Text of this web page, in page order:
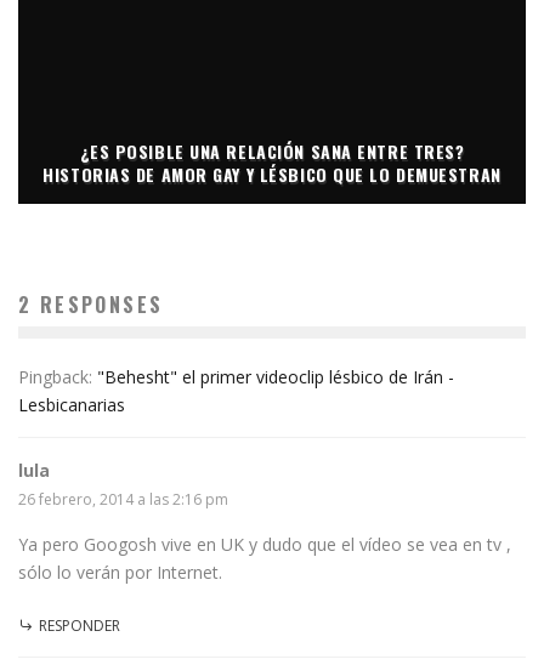
¿ES POSIBLE UNA RELACIÓN SANA ENTRE TRES?
HISTORIAS DE AMOR GAY Y LÉSBICO QUE LO DEMUESTRAN
2 RESPONSES
Pingback: "Behesht" el primer videoclip lésbico de Irán -
Lesbicanarias
lula
26 febrero, 2014 a las 2:16 pm
Ya pero Googosh vive en UK y dudo que el vídeo se vea en tv ,
sólo lo verán por Internet.
RESPONDER